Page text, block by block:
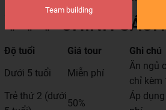
👨‍👩‍👧 CHÍNH
Độ tuổi Giá tour
Ghi chú
Dưới 5 tuổi
Miễn phí
Ăn ngủ
chỉ kèm
Trẻ thứ 2 (dưới
50%
Áp
Team building